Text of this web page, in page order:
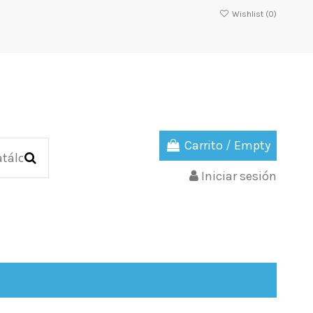
Wishlist (0)
Carrito / Empty
Iniciar sesión